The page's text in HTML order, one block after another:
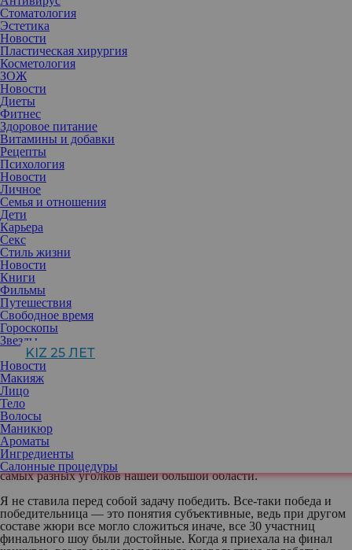
Стоматология
Эстетика
Новости
Пластическая хирургия
Косметология
ЗОЖ
Новости
Диеты
Фитнес
Здоровое питание
Витамины и добавки
Рецепты
Психология
Новости
Личное
Семья и отношения
Дети
Карьера
Секс
Стиль жизни
Новости
Книги
Фильмы
Путешествия
Свободное время
Гороскопы
Звезды
KIZ 25 ЛЕТ
Новости
Макияж
Лицо
Тело
Волосы
Маникюр
Ароматы
Ингредиенты
Салонные процедуры
Победительница 15-го сезона «Мисс Офис» Александра
Эпштейн из Архангельска рассказала, почему решилась на
участие в конкурсе и что ей это дало, как она смогла создать
клуб чир спорта и сделать его успешным.
Александра, что вас вдохновило на участие в конкурсе, какие
цели вы перед собой ставили?
Я уже принимала участие в конкурсах красоты, но в этот раз
мне хотелось вырваться из привычной суеты. Главная цель,
которую я ставила — посвятить время себе. Собственно, это
у меня получилось сделать в полной мере.
Три осенних месяца, каждый день, все свободное время я
посвящала подготовке к конкурсу и отчетливо понимала, что
делаю это для себя, а еще для того, чтобы достойным образом
представить свой спортивный клуб, свой регион и родной город
Онегу, потому что поддерживали меня буквально все земляки из
самых разных уголков нашей большой области.
Я не ставила перед собой задачу победить. Все-таки победа и
победительница — это понятия субъективные, ведь при другом
составе жюри все могло сложиться иначе, все 30 участниц
финального шоу были достойные. Когда я приехала на финал